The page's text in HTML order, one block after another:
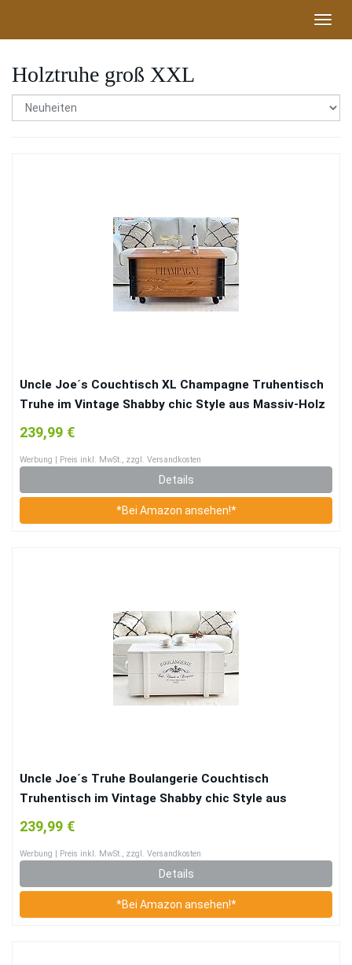
main
Holztruhe groß XXL
Uncle Joe´s Couchtisch XL Champagne Truhentisch
Truhe im Vintage Shabby chic Style aus Massiv-Holz
in braun mit Stauraum und Deckel Holzkiste
Beistelltisch Landhaus Wohnzimmertisch Holztisch
nussbaum
239,99 €
Werbung | Preis inkl. MwSt., zzgl. Versandkosten
Details
*Bei Amazon ansehen!*
Uncle Joe´s Truhe Boulangerie Couchtisch
Truhentisch im Vintage Shabby chic Style aus
Massiv-Holz in Weiss mit Stauraum und Deckel
Holzkiste Beistelltisch Landhaus Wohnzimmertisch
Holztisch weiß
239,99 €
Werbung | Preis inkl. MwSt., zzgl. Versandkosten
Details
*Bei Amazon ansehen!*